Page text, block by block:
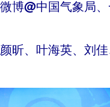
@中国气象局、
、叶海英、刘佳